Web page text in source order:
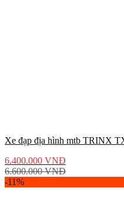
Xe đạp địa hình mtb TRINX
6.400.000 VNĐ
6.600.000VNĐ
-11%